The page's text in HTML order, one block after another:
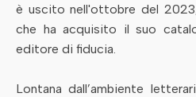
è uscito nell'ottobre del
che ha acquisito il suo
editore di fiducia.
Lontana dall’ambiente